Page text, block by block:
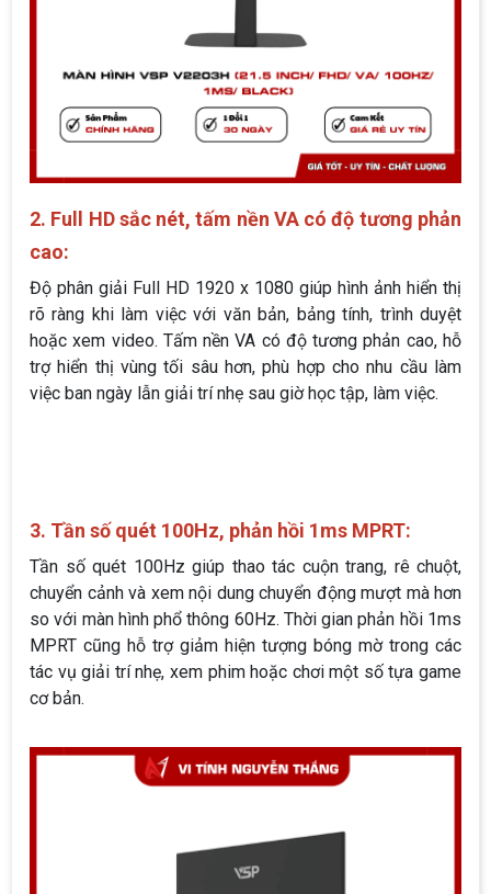
2. Full HD sắc nét, tấm nền VA có độ tương phản
cao:
Độ phân giải Full HD 1920 x 1080 giúp hình ảnh hiển thị
rõ ràng khi làm việc với văn bản, bảng tính, trình duyệt
hoặc xem video. Tấm nền VA có độ tương phản cao, hỗ
trợ hiển thị vùng tối sâu hơn, phù hợp cho nhu cầu làm
việc ban ngày lẫn giải trí nhẹ sau giờ học tập, làm việc.
3. Tần số quét 100Hz, phản hồi 1ms MPRT:
Tần số quét 100Hz giúp thao tác cuộn trang, rê chuột,
chuyển cảnh và xem nội dung chuyển động mượt mà hơn
so với màn hình phổ thông 60Hz. Thời gian phản hồi 1ms
MPRT cũng hỗ trợ giảm hiện tượng bóng mờ trong các
tác vụ giải trí nhẹ, xem phim hoặc chơi một số tựa game
cơ bản.